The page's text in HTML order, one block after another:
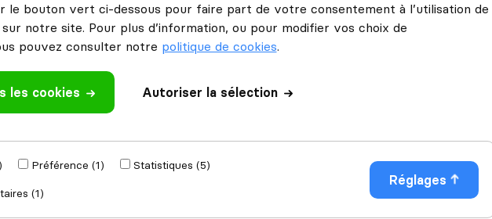
le bouton vert ci-dessous pour faire part de votre consentement à l’utilisation de
notre site. Pour plus d’information, ou pour modifier vos choix de
pouvez consulter notre politique de cookies.
les cookies Autoriser la sélection
Préférence (1)
Statistiques (5)
(1)
Réglages